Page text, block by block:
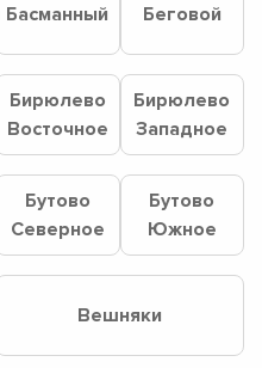
Басманный Беговой
Бирюлево
Восточное
Бирюлево
Западное
Бутово
Северное
Бутово
Южное
Вешняки